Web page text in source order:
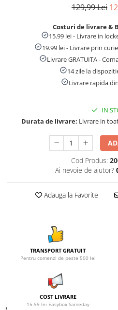
129,99 Lei
Costuri de livrare &
15.99 lei - Livrare in
19.99 lei - Livrare prin
Livrare GRATUITA -
14 zile la
Livrare rapida
IN
Durata de livrare: Livrare in
Cod Produs:
Ai nevoie de ajutor?
Adauga la Favorite
TRANSPORT GRATUIT
Pentru comenzi de peste 500 lei
COST LIVRARE
15.99 lei Easybox Sameday